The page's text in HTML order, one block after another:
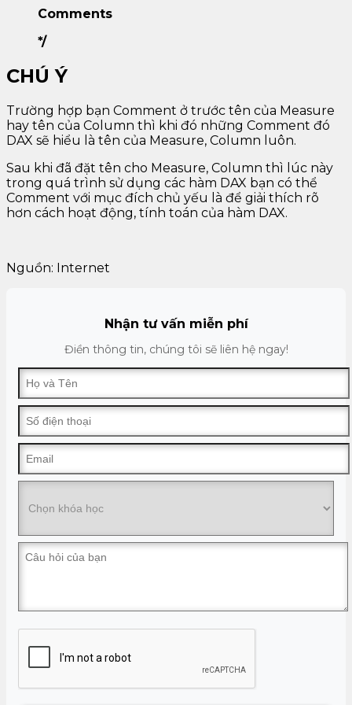
Comments
*/
CHÚ Ý
Trường hợp bạn Comment ở trước tên của Measure
hay tên của Column thì khi đó những Comment đó
DAX sẽ hiểu là tên của Measure, Column luôn.
Sau khi đã đặt tên cho Measure, Column thì lúc này
trong quá trình sử dụng các hàm DAX bạn có thể
Comment với mục đích chủ yếu là để giải thích rõ
hơn cách hoạt động, tính toán của hàm DAX.
Nguồn: Internet
Nhận tư vấn miễn phí
Điền thông tin, chúng tôi sẽ liên hệ ngay!